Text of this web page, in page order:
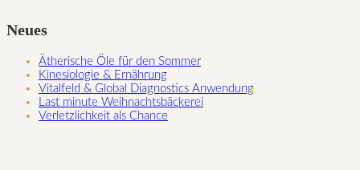
Neues
Ätherische Öle für den Sommer
Kinesiologie & Ernährung
Vitalfeld & Global Diagnostics Anwendung
Last minute Weihnachtsbäckerei
Verletzlichkeit als Chance